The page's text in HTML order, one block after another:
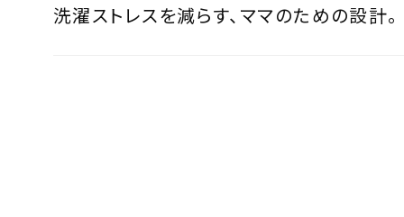
洗濯ストレスを減らす、ママのための設計。